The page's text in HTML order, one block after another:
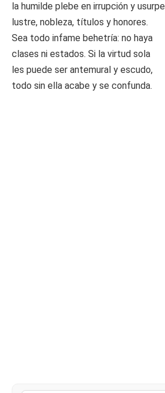
la humilde plebe en irrupción y usurpe
lustre, nobleza, títulos y honores.
Sea todo infame behetría: no haya
clases ni estados. Si la virtud sola
les puede ser antemural y escudo,
todo sin ella acabe y se confunda.